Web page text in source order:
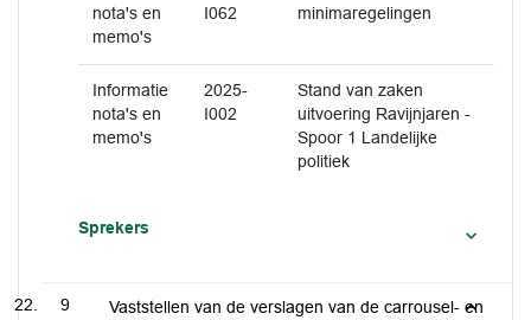
nota's en
memo's
I062
minimaregelingen
Informatie
nota's en
memo's
2025-
I002
Stand van zaken
uitvoering Ravijnjaren -
Spoor 1 Landelijke
politiek
Sprekers
9
Vaststellen van de verslagen van de carrousel- en